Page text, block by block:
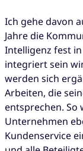
Ich gehe davon
Jahre die
Intelligenz fest
integriert sein
werden sich
Arbeiten, die
entsprechen.
Unternehmen
Kundenservice